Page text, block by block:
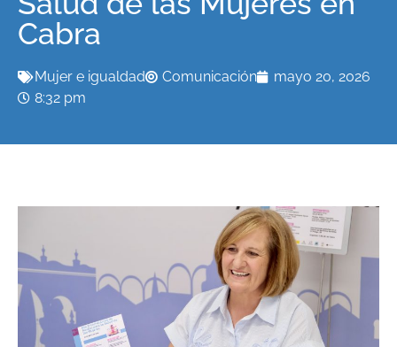
Cabra
Mujer e igualdad Comunicación
mayo 20, 2026
8:32 pm